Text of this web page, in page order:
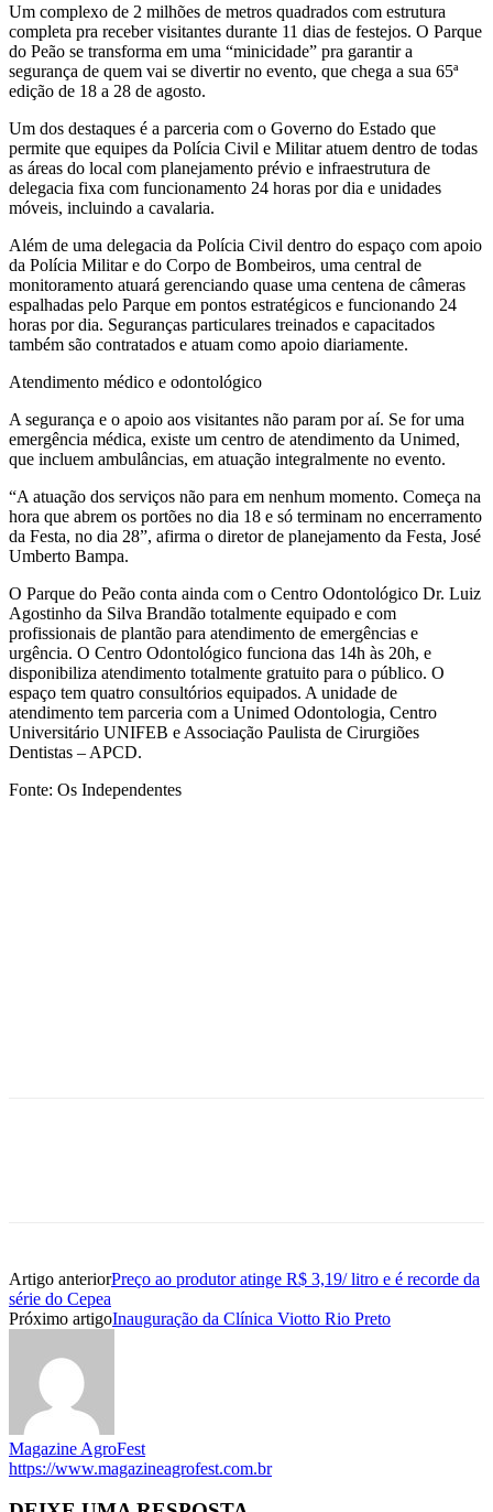
Um complexo de 2 milhões de metros quadrados com estrutura
completa pra receber visitantes durante 11 dias de festejos. O Parque
do Peão se transforma em uma “minicidade” pra garantir a
segurança de quem vai se divertir no evento, que chega a sua 65ª
edição de 18 a 28 de agosto.
Um dos destaques é a parceria com o Governo do Estado que
permite que equipes da Polícia Civil e Militar atuem dentro de todas
as áreas do local com planejamento prévio e infraestrutura de
delegacia fixa com funcionamento 24 horas por dia e unidades
móveis, incluindo a cavalaria.
Além de uma delegacia da Polícia Civil dentro do espaço com apoio
da Polícia Militar e do Corpo de Bombeiros, uma central de
monitoramento atuará gerenciando quase uma centena de câmeras
espalhadas pelo Parque em pontos estratégicos e funcionando 24
horas por dia. Seguranças particulares treinados e capacitados
também são contratados e atuam como apoio diariamente.
Atendimento médico e odontológico
A segurança e o apoio aos visitantes não param por aí. Se for uma
emergência médica, existe um centro de atendimento da Unimed,
que incluem ambulâncias, em atuação integralmente no evento.
“A atuação dos serviços não para em nenhum momento. Começa na
hora que abrem os portões no dia 18 e só terminam no encerramento
da Festa, no dia 28”, afirma o diretor de planejamento da Festa, José
Umberto Bampa.
O Parque do Peão conta ainda com o Centro Odontológico Dr. Luiz
Agostinho da Silva Brandão totalmente equipado e com
profissionais de plantão para atendimento de emergências e
urgência. O Centro Odontológico funciona das 14h às 20h, e
disponibiliza atendimento totalmente gratuito para o público. O
espaço tem quatro consultórios equipados. A unidade de
atendimento tem parceria com a Unimed Odontologia, Centro
Universitário UNIFEB e Associação Paulista de Cirurgiões
Dentistas – APCD.
Fonte: Os Independentes
Artigo anteriorPreço ao produtor atinge R$ 3,19/ litro e é recorde da
série do Cepea
Próximo artigoInauguração da Clínica Viotto Rio Preto
Magazine AgroFest
https://www.magazineagrofest.com.br